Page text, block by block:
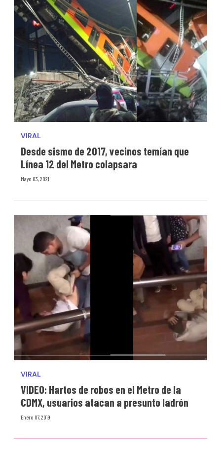
VIRAL
Desde sismo de 2017, vecinos temían que
Línea 12 del Metro colapsara
Mayo 03, 2021
VIRAL
VIDEO: Hartos de robos en el Metro de la
CDMX, usuarios atacan a presunto ladrón
Enero 07, 2019